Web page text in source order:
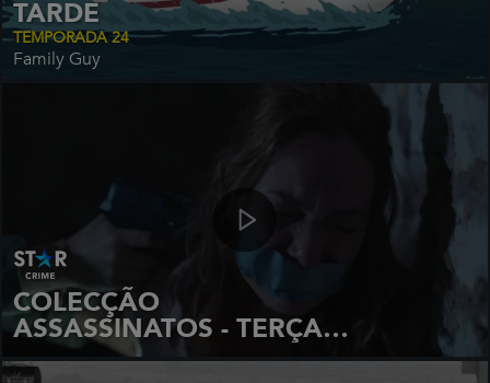
TARDE
TEMPORADA 24
Family Guy
COLECÇÃO
ASSASSINATOS - TERÇAS
22:00